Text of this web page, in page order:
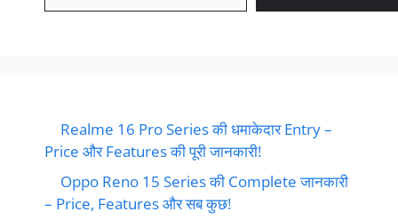
Realme 16 Pro Series की धमाकेदार Entry –
Price और Features की पूरी जानकारी!
Oppo Reno 15 Series की Complete जानकारी
– Price, Features और सब कुछ!